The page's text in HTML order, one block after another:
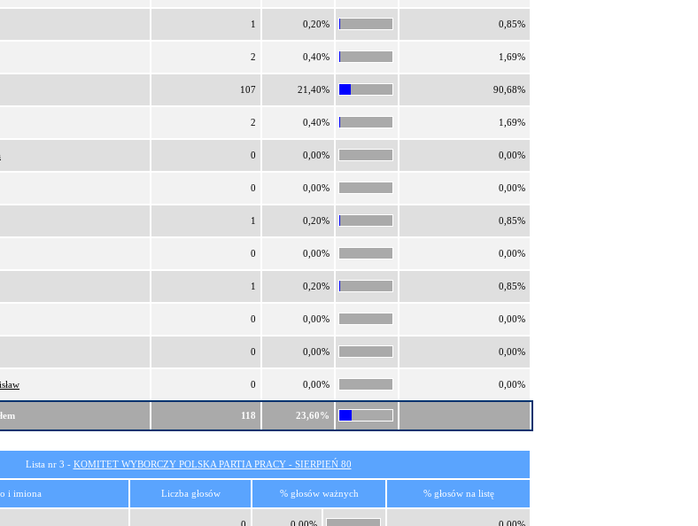
1 0,20% 0,85%
2 0,40% 1,69%
107 21,40% 90,68%
2 0,40% 1,69%
0 0,00% 0,00%
0 0,00% 0,00%
1 0,20% 0,85%
0 0,00% 0,00%
1 0,20% 0,85%
0 0,00% 0,00%
0 0,00% 0,00%
0 0,00% 0,00%
118 23,60%
Lista nr 3 - KOMITET WYBORCZY POLSKA PARTIA PRACY - SIERPIEŃ 80
i imiona Liczba głosów % głosów ważnych % głosów na listę